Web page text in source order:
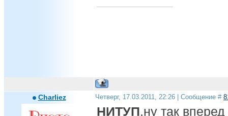
Charliez Четверг, 17.03.2011, 22:26 | Сообщение #
НИТУП,ну так